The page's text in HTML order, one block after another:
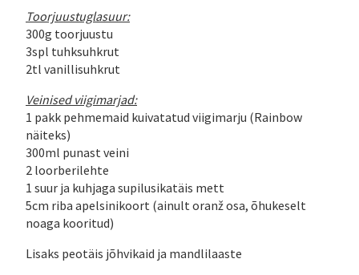
Toorjuustuglasuur:
300g toorjuustu
3spl tuhksuhkrut
2tl vanillisuhkrut
Veinised viigimarjad:
1 pakk pehmemaid kuivatatud viigimarju (Rainbow
näiteks)
300ml punast veini
2 loorberilehte
1 suur ja kuhjaga supilusikatäis mett
5cm riba apelsinikoort (ainult oranž osa, õhukeselt
noaga kooritud)
Lisaks peotäis jõhvikaid ja mandlilaaste